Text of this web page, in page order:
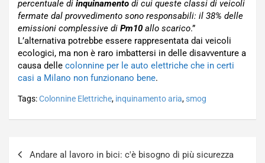
percentuale di inquinamento di cui queste classi di veicoli
fermate dal provvedimento sono responsabili: il 38% delle
emissioni complessive di Pm10 allo scarico.”
L’alternativa potrebbe essere rappresentata dai veicoli
ecologici, ma non è raro imbattersi in delle disavventure a
causa delle colonnine per le auto elettriche che in certi
casi a Milano non funzionano bene.
Tags:Colonnine Elettriche, inquinamento aria,smog
Andare al lavoro in bici: c'è bisogno di più sicurezza